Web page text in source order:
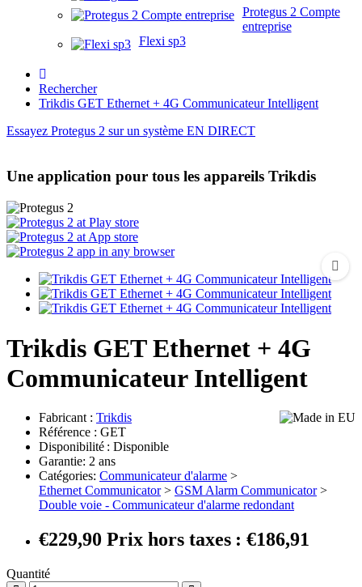
Protegus 2 Compte
entreprise
Flexi sp3
Rechercher
Trikdis GET Ethernet + 4G Communicateur Intelligent
Essayez Protegus 2 sur un système EN DIRECT
Une application pour tous les appareils Trikdis
Trikdis GET Ethernet + 4G
Communicateur Intelligent
Fabricant : Trikdis
Référence : GET
Disponibilité : Disponible
Garantie: 2 ans
Catégories: Communicateur d'alarme >
Ethernet Communicator> GSM Alarm Communicator>
Double voie - Communicateur d'alarme redondant
€229,90 Prix hors taxes : €186,91
Quantité